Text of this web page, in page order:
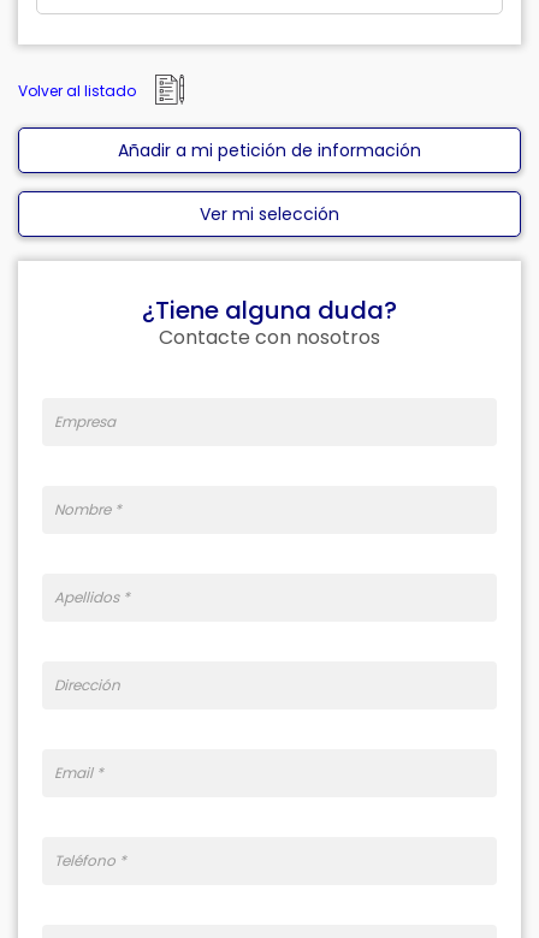
Volver al listado
Añadir a mi petición de información
Ver mi selección
¿Tiene alguna duda?
Contacte con nosotros